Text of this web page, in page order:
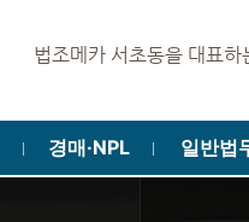
법조메카 서초동을 대표하는
ㅣ 경매·NPL ㅣ 일반법